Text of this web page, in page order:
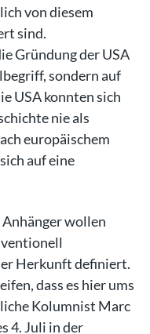
von diesem
sind.
Gründung der USA
sondern auf
USA konnten sich
nie als
europäischem
auf eine
wollen
Herkunft definiert.
dass es hier ums
Kolumnist Marc
4. Juli in der